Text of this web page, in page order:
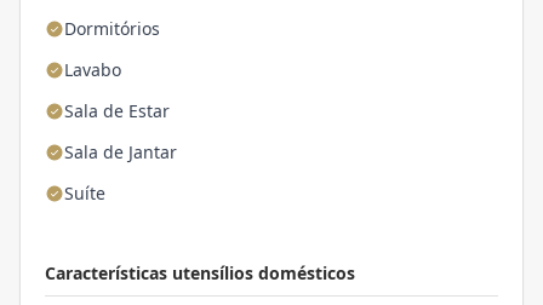
Dormitórios
Lavabo
Sala de Estar
Sala de Jantar
Suíte
Características utensílios domésticos